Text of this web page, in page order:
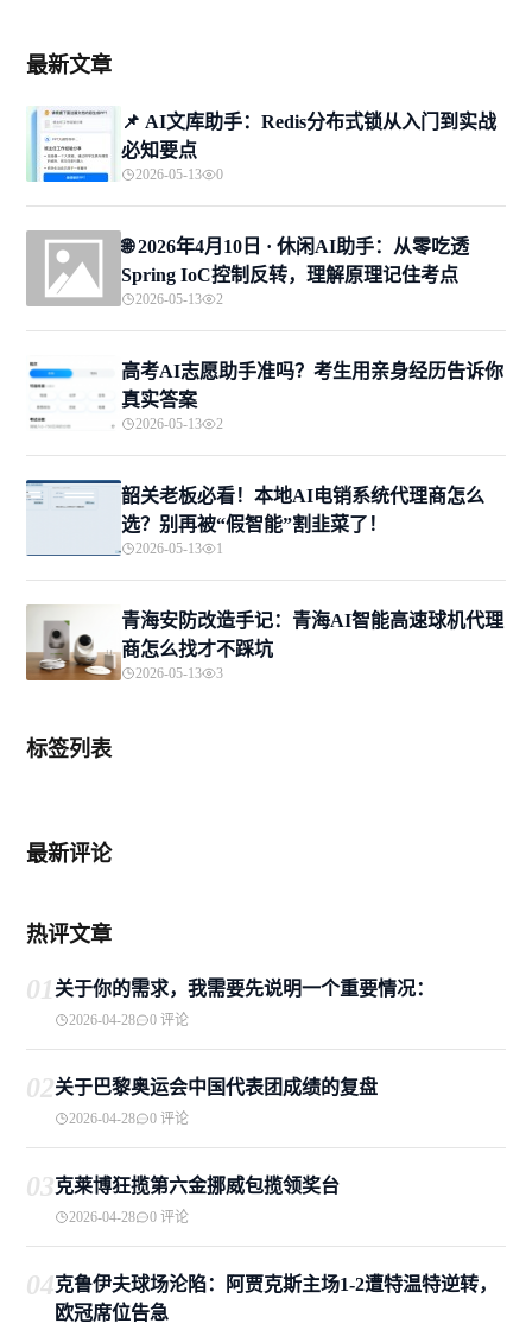
最新文章
📌 ​AI文库助手：Redis分布式锁从入门到实战
必知要点
2026-05-13 0
🌐 2026年4月10日 · 休闲AI助手：从零吃透
Spring IoC控制反转，理解原理记住考点
2026-05-13 2
高考AI志愿助手准吗？考生用亲身经历告诉你
真实答案
2026-05-13 2
韶关老板必看！本地AI电销系统代理商怎么
选？别再被“假智能”割韭菜了！
2026-05-13 1
青海安防改造手记：青海AI智能高速球机代理
商怎么找才不踩坑
2026-05-13 3
标签列表
最新评论
热评文章
01关于你的需求，我需要先说明一个重要情况：
2026-04-28 0 评论
02关于巴黎奥运会中国代表团成绩的复盘
2026-04-28 0 评论
03克莱博狂揽第六金挪威包揽领奖台
2026-04-28 0 评论
04克鲁伊夫球场沦陷：阿贾克斯主场1-2遭特温特逆转，
欧冠席位告急